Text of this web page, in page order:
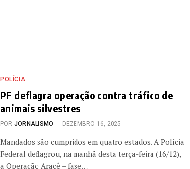
POLÍCIA
PF deflagra operação contra tráfico de
animais silvestres
POR JORNALISMO DEZEMBRO 16, 2025
Mandados são cumpridos em quatro estados. A Polícia
Federal deflagrou, na manhã desta terça-feira (16/12),
a Operação Aracê – fase…